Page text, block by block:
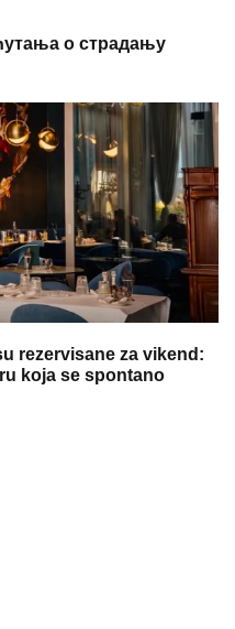
о страдању
rezervisane za vikend:
koja se spontano